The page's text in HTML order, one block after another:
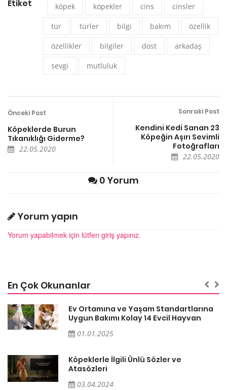
Etiket köpek köpekler cins cinsler
tür türler bilgi bakım özellik
özellikler bilgiler dost arkadaş
sevgi mutluluk
Önceki Post
Köpeklerde Burun
Tıkanıklığı Giderme?
22.05.2020
Sonraki Post
Kendini Kedi Sanan 23
Köpeğin Aşırı Sevimli
Fotoğrafları
22.05.2020
0 Yorum
Yorum yapın
Yorum yapabilmek için lütfen giriş yapınız.
En Çok Okunanlar
Ev Ortamına ve Yaşam Standartlarına
Uygun Bakımı Kolay 14 Evcil Hayvan
01.01.2025
Köpeklerle İlgili Ünlü Sözler ve
Atasözleri
03.04.2024